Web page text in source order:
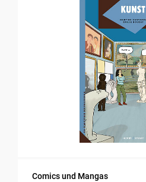
Comics und Mangas